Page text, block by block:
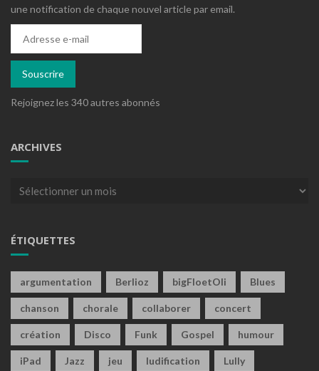
une notification de chaque nouvel article par email.
mail
Souscrire
Rejoignez les 340 autres abonnés
ARCHIVES
Archives
ÉTIQUETTES
argumentation Berlioz bigFloetOli Blues
chanson chorale collaborer concert
création Disco Funk Gospel humour
iPad Jazz jeu ludification Lully